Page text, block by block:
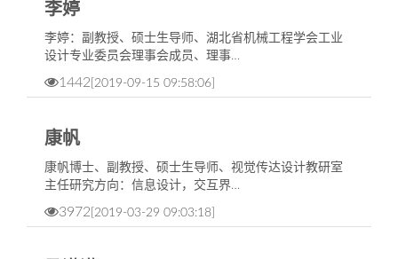
李婷
李婷：副教授、硕士生导师、湖北省机械工程学会工业
设计专业委员会理事会成员、理事…
1442 [2019-09-15 09:58:06]
康帆
康帆博士、副教授、硕士生导师、视觉传达设计教研室
主任研究方向：信息设计，交互界…
3972 [2019-03-29 09:03:18]